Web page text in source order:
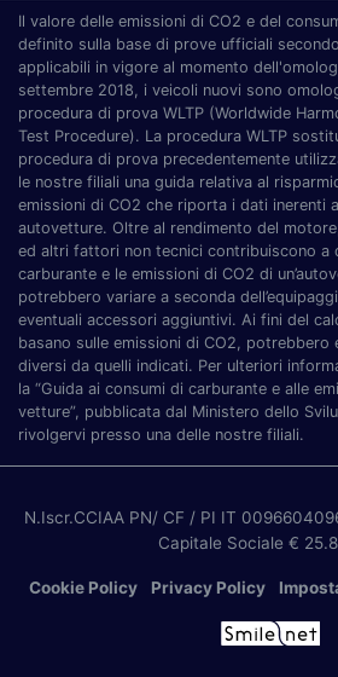
Il valore delle emissioni di CO2 e del
definito sulla base di prove ufficiali
applicabili in vigore al momento
settembre 2018, i veicoli nuovi sono
procedura di prova WLTP (Worldwide
Test Procedure). La procedura WLTP
procedura di prova precedentemente
le nostre filiali una guida relativa al
emissioni di CO2 che riporta i dati inerenti
autovetture. Oltre al rendimento del
ed altri fattori non tecnici contribuiscono a
carburante e le emissioni di CO2 di
potrebbero variare a seconda
eventuali accessori aggiuntivi. Ai fini del
basano sulle emissioni di CO2, potrebbero
diversi da quelli indicati. Per ulteriori
la “Guida ai consumi di carburante e alle
vetture”, pubblicata dal Ministero dello
rivolgervi presso una delle nostre filiali.
N.Iscr.CCIAA PN/ CF / PI IT
Capitale Sociale €
Cookie Policy Privacy Policy